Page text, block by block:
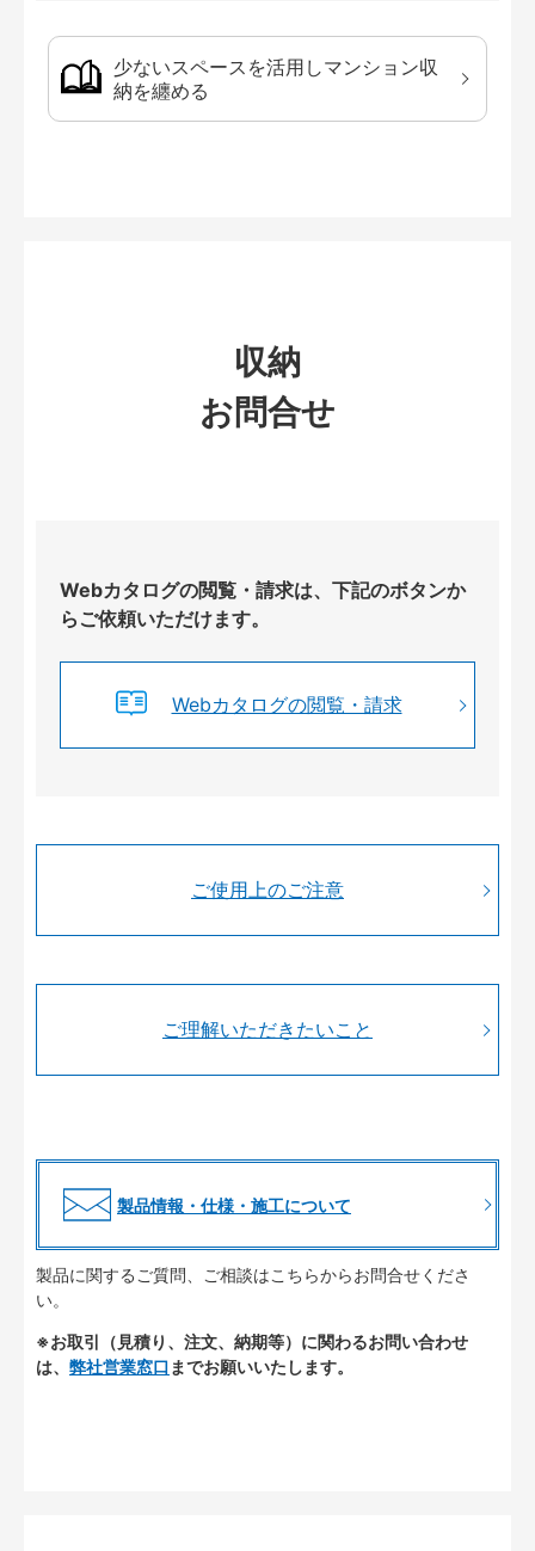
少ないスペースを活用しマンション収
納を纏める
収納
お問合せ
Webカタログの閲覧・請求は、下記のボタンか
らご依頼いただけます。
Webカタログの閲覧・請求
ご使用上のご注意
ご理解いただきたいこと
製品情報・仕様・施工について
製品に関するご質問、ご相談はこちらからお問合せくださ
い。
※お取引（見積り、注文、納期等）に関わるお問い合わせ
は、 弊社営業窓口 までお願いいたします。